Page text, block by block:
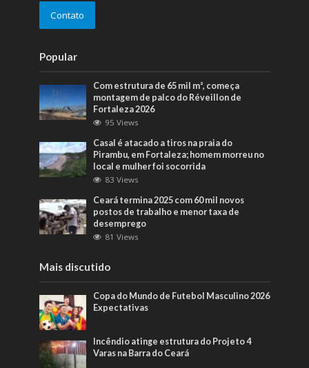
Contato
Popular
Com estrutura de 65 mil m², começa
montagem de palco do Réveillon de
Fortaleza 2026
95 Views
Casal é atacado a tiros na praia do
Pirambu, em Fortaleza; homem morreu no
local e mulher foi socorrida
83 Views
Ceará termina 2025 com 60 mil novos
postos de trabalho e menor taxa de
desemprego
81 Views
Mais discutido
Copa do Mundo de Futebol Masculino 2026
Expectativas
Incêndio atinge estrutura do Projeto 4
Varas na Barra do Ceará